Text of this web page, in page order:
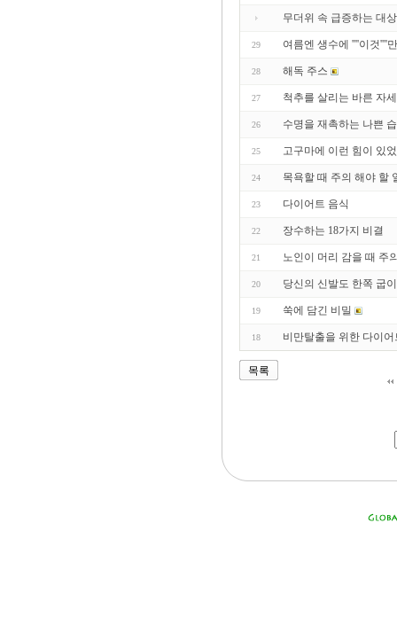
무더위 속 급증하는 대
29 여름엔 생수에 ''''이것''''
28 해독 주스
27 척추를 살리는 바른 자
26 수명을 재촉하는 나쁜
25 고구마에 이런 힘이 있
24 목욕할 때 주의 해야 할
23 다이어트 음식
22 장수하는 18가지 비결
21 노인이 머리 감을 때 주
20 당신의 신발도 한쪽 굽
19 쑥에 담긴 비밀
18 비만탈출을 위한 다이
목록